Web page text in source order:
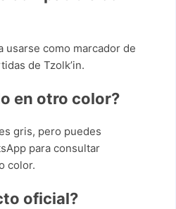
usarse como marcador de
de Tzolk’in.
en otro color?
gris, pero puedes
para consultar
color.
oficial?